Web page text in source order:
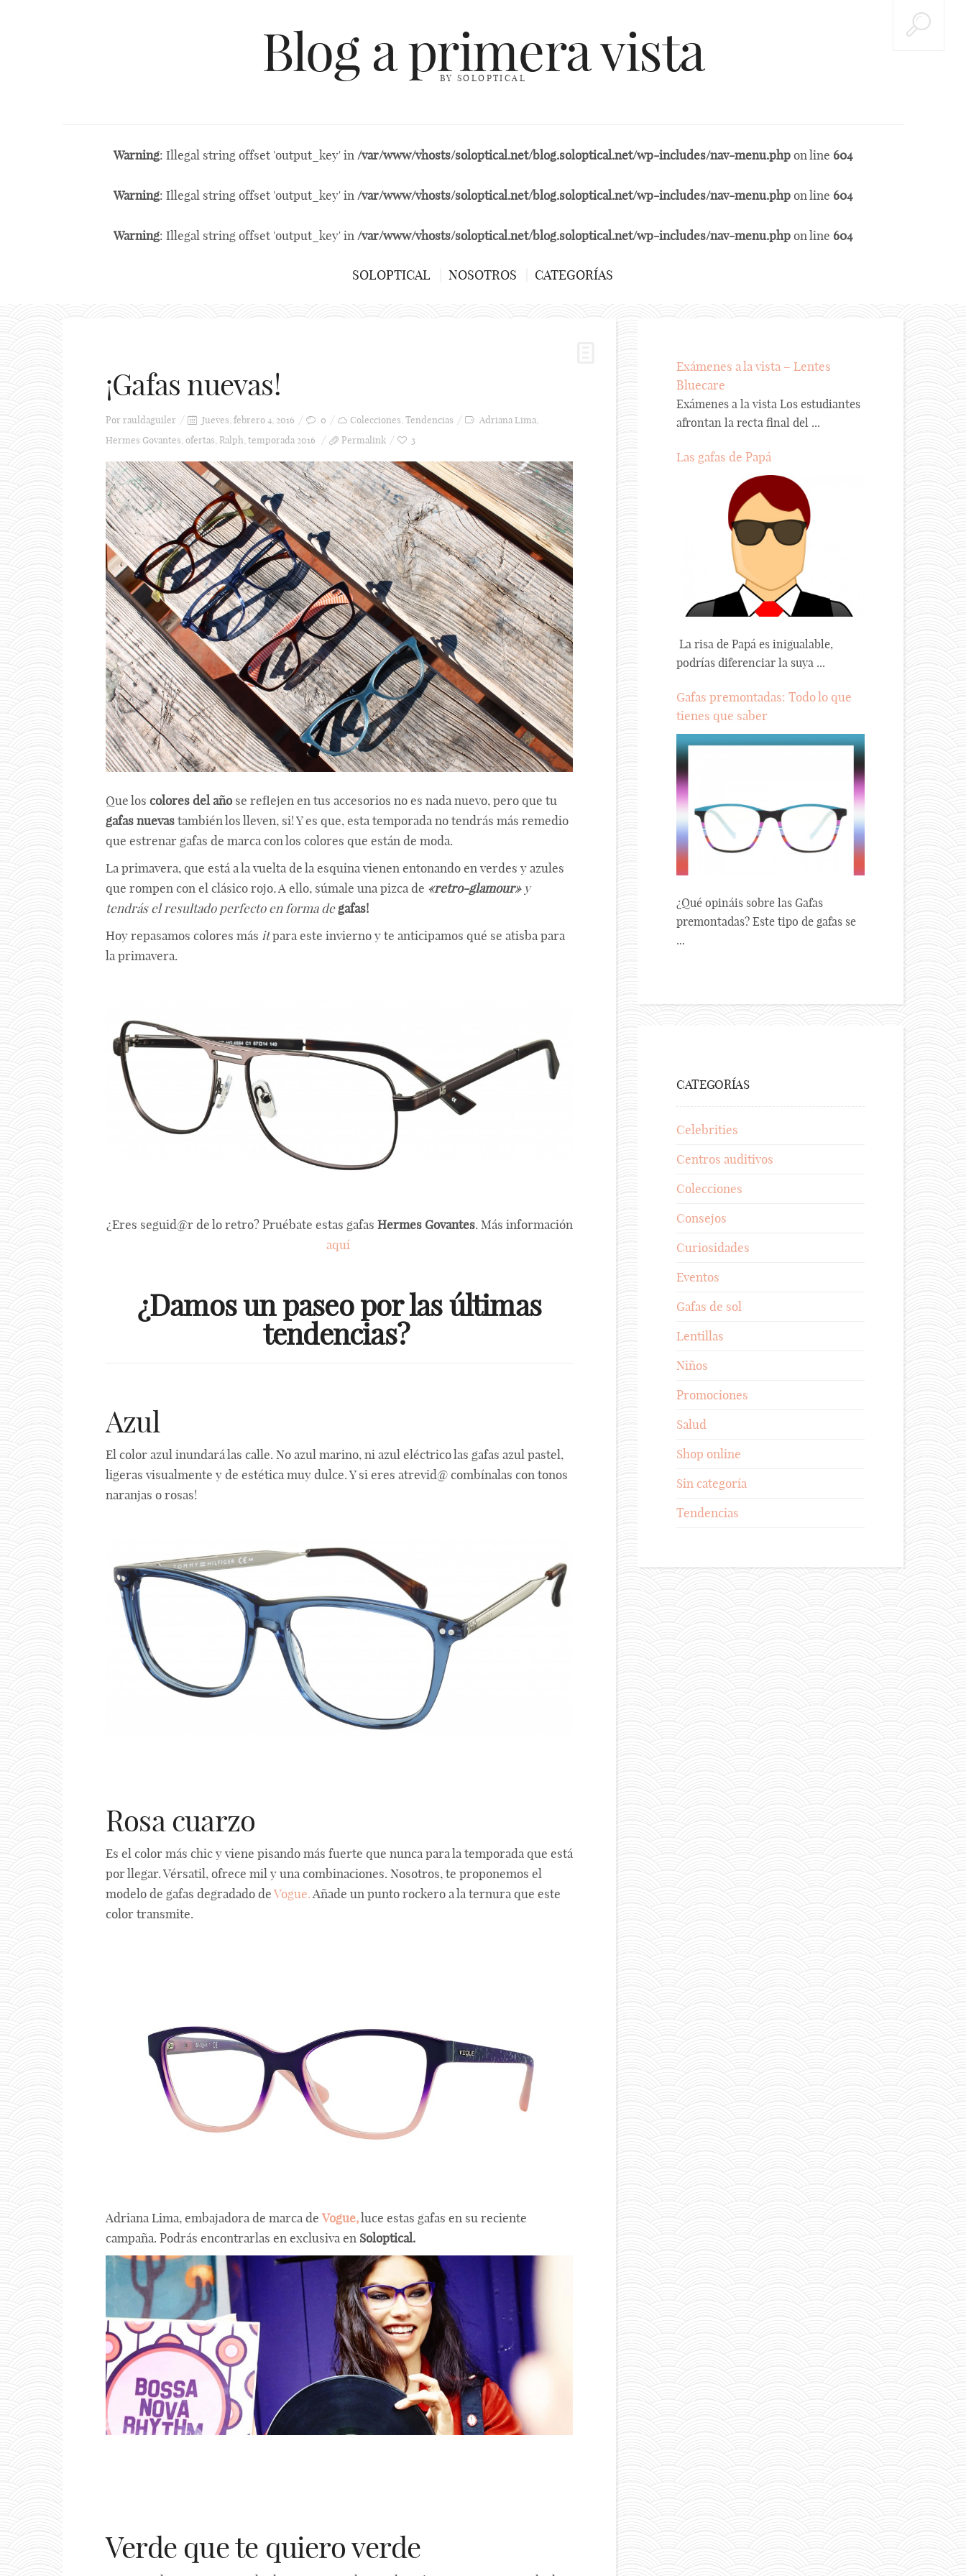
Blog a primera vista
BY SOLOPTICAL
Warning: Illegal string offset 'output_key' in /var/www/vhosts/soloptical.net/blog.soloptical.net/wp-includes/nav-menu.phpon line 604
Warning: Illegal string offset 'output_key' in /var/www/vhosts/soloptical.net/blog.soloptical.net/wp-includes/nav-menu.phpon line 604
Warning: Illegal string offset 'output_key' in /var/www/vhosts/soloptical.net/blog.soloptical.net/wp-includes/nav-menu.phpon line 604
SOLOPTICAL NOSOTROS CATEGORÍAS
¡Gafas nuevas!
Porrauldaguiler Jueves, febrero 4, 2016 0 Colecciones Tendencias Adriana Lima
Hermes Govantes ofertas Ralph temporada 2016 Permalink 3
Que los colores del añose reflejen en tus accesorios no es nada nuevo, pero que tu
gafas nuevastambién los lleven, si! Y es que, esta temporada no tendrás más remedio
que estrenar gafas de marca con los colores que están de moda.
La primavera, que está a la vuelta de la esquina vienen entonando en verdes y azules
que rompen con el clásico rojo.A ello, súmale una pizca de «retro-glamour»y
tendrás el resultado perfecto en forma degafas!
Hoy repasamos colores más itpara este invierno y te anticipamos qué se atisba para
la primavera.
¿Eres seguid@r de lo retro? Pruébate estas gafas Hermes Govantes. Más información
aquí
¿Damos un paseo por las últimas
tendencias?
Azul
El color azul inundará las calle. No azul marino, ni azul eléctrico las gafas azul pastel,
ligeras visualmente y de estética muy dulce. Y si eres atrevid@ combínalas con tonos
naranjas o rosas!
Rosa cuarzo
Es el color más chic y viene pisando más fuerte que nunca para la temporada que está
por llegar. Vérsatil, ofrece mil y una combinaciones. Nosotros, te proponemos el
modelo de gafas degradado deVogue.Añade un punto rockero a la ternura que este
color transmite.
Adriana Lima, embajadora de marca de Vogue,luce estas gafas en su reciente
campaña. Podrás encontrarlas en exclusiva en Soloptical.
Verde que te quiero verde
Exámenes a la vista – Lentes
Bluecare
Exámenes a la vista Los estudiantes
afrontan la recta final del ...
Las gafas de Papá
La risa de Papá es inigualable,
podrías diferenciar la suya ...
Gafas premontadas: Todo lo que
tienes que saber
¿Qué opináis sobre las Gafas
premontadas? Este tipo de gafas se
...
CATEGORÍAS
Celebrities
Centros auditivos
Colecciones
Consejos
Curiosidades
Eventos
Gafas de sol
Lentillas
Niños
Promociones
Salud
Shop online
Sin categoría
Tendencias